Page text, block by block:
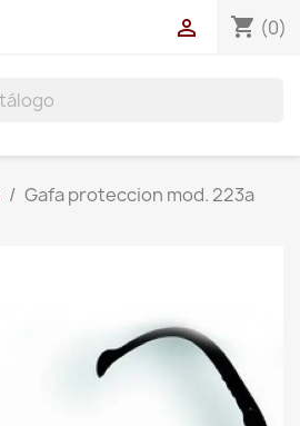
shopping_cart (0)

Gafa proteccion mod. 223a